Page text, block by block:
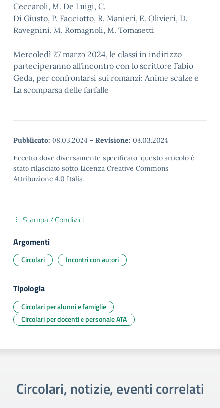
Ceccaroli, M. De Luigi, C.
Di Giusto, P. Facciotto, R. Manieri, E. Olivieri, D.
Ravegnini, M. Romagnoli, M. Tomasetti
Mercoledì 27 marzo 2024, le classi in indirizzo
parteciperanno all’incontro con lo scrittore Fabio
Geda, per confrontarsi sui romanzi: Anime scalze e
La scomparsa delle farfalle
Pubblicato: 08.03.2024 - Revisione: 08.03.2024
Eccetto dove diversamente specificato, questo articolo è
stato rilasciato sotto Licenza Creative Commons
Attribuzione 4.0 Italia.
Stampa / Condividi
Argomenti
Circolari Incontri con autori
Tipologia
Circolari per alunni e famiglie
Circolari per docenti e personale ATA
Circolari, notizie, eventi correlati